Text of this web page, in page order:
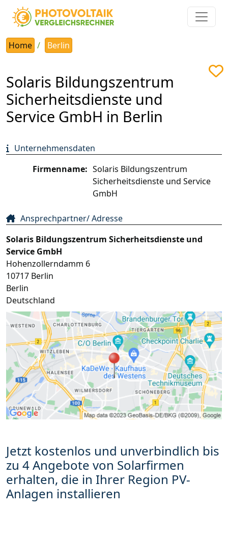
Home Berlin
Solaris Bildungszentrum
Sicherheitsdienste und
Service GmbH in Berlin
Unternehmensdaten
Firmenname: Solaris Bildungszentrum
Sicherheitsdienste und Service
GmbH
Ansprechpartner/ Adresse
Solaris Bildungszentrum Sicherheitsdienste und
Service GmbH
Hohenzollerndamm 6
10717 Berlin
Berlin
Deutschland
Jetzt kostenlos und unverbindlich bis
zu 4 Angebote von Solarfirmen
erhalten, die in Ihrer Region PV-
Anlagen installieren